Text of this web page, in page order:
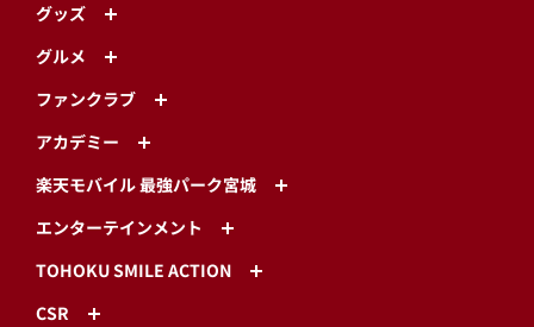
グッズ
グルメ
ファンクラブ
アカデミー
楽天モバイル 最強パーク宮城
エンターテインメント
TOHOKU SMILE ACTION
CSR